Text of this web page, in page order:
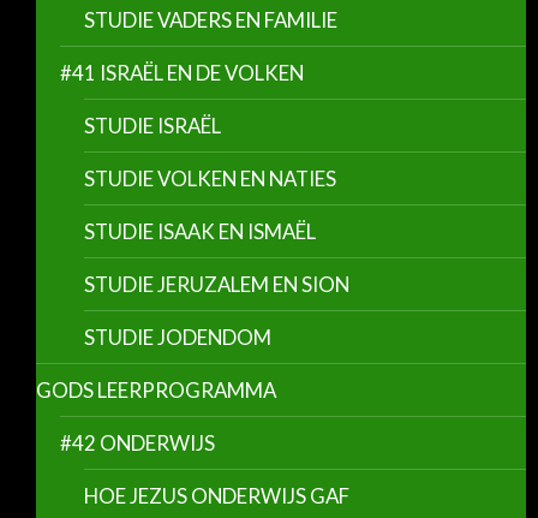
STUDIE VADERS EN FAMILIE
#41 ISRAËL EN DE VOLKEN
STUDIE ISRAËL
STUDIE VOLKEN EN NATIES
STUDIE ISAAK EN ISMAËL
STUDIE JERUZALEM EN SION
STUDIE JODENDOM
GODS LEERPROGRAMMA
#42 ONDERWIJS
HOE JEZUS ONDERWIJS GAF